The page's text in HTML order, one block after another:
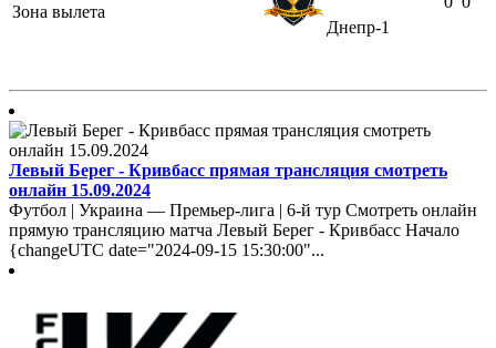
Зона вылета
Днепр-1
Левый Берег - Кривбасс прямая трансляция смотреть
онлайн 15.09.2024
Футбол | Украина — Премьер-лига | 6-й тур Смотреть онлайн
прямую трансляцию матча Левый Берег - Кривбасс Начало
{changeUTC date="2024-09-15 15:30:00"...